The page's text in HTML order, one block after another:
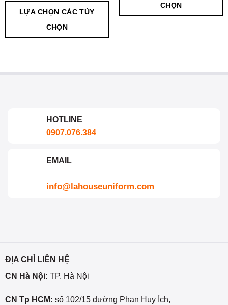
LỰA CHỌN CÁC TÙY
CHỌN
CHỌN
HOTLINE
0907.076.384
EMAIL
info@lahouseuniform.com
ĐỊA CHỈ LIÊN HỆ
CN Hà Nội: TP. Hà Nội
CN Tp HCM: số 102/15 đường Phan Huy Ích,